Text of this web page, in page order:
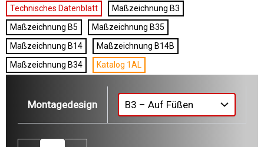
Technisches Datenblatt
Maßzeichnung B3
Maßzeichnung B5
Maßzeichnung B35
Maßzeichnung B14
Maßzeichnung B14B
Maßzeichnung B34
Katalog 1AL
Montagedesign